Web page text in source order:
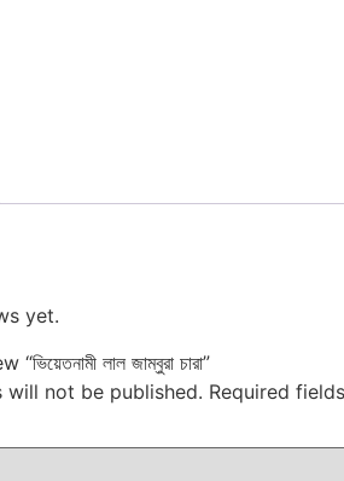
yet.
লাল জাম্বুরা চারা”
will not be published. Required